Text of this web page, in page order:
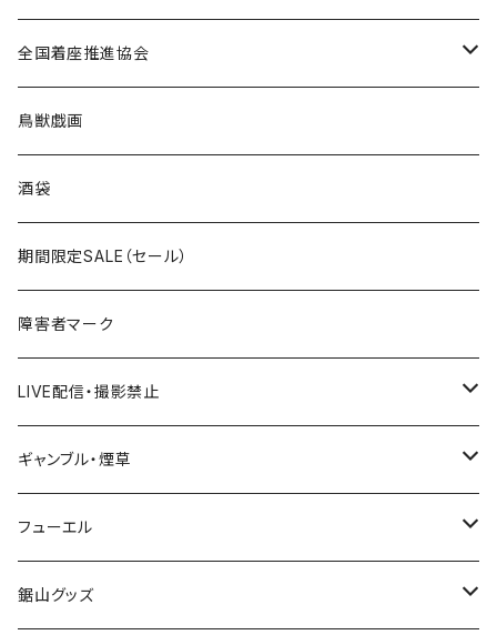
国道100～199号線
国道600～699号線
国道700～799号線
キャップ
ROUTE 0～99号線
ROUTE100～199号線
ROUTE600～699号線
ROUTE700～799号線
Tシャツ
ROUTE 0～99号線
ROUTE 100～199号線
ROUTE 600～699号線
ROUTE 700～799号線
キャップ
ROUTE 0～99号線
ROUTE 100～199号線
ROUTE 600～699号線
ROUTE 700～799号線
北海道
青森県
岩手県
宮城県
秋田県
Tシャツ
ステッカー
山形県
福島県
茨城県
栃木県
全国着座推進協会
ステッカー
鳥獣戯画
酒袋
期間限定SALE（セール）
障害者マーク
LIVE配信・撮影禁止
LIVE配信禁止
撮影禁止
ギャンブル・煙草
ホテルキーホルダー
たばこ・禁煙ステッカー
フューエル
ステッカー
鋸山グッズ